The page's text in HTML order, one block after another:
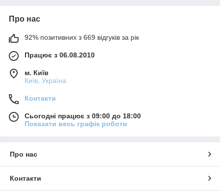
Про нас
92% позитивних з 669 відгуків за рік
Працює з 06.08.2010
м. Київ
Київ, Україна
Контакти
Сьогодні працює з 09:00 до 18:00
Показати весь графік роботи
Про нас
Контакти